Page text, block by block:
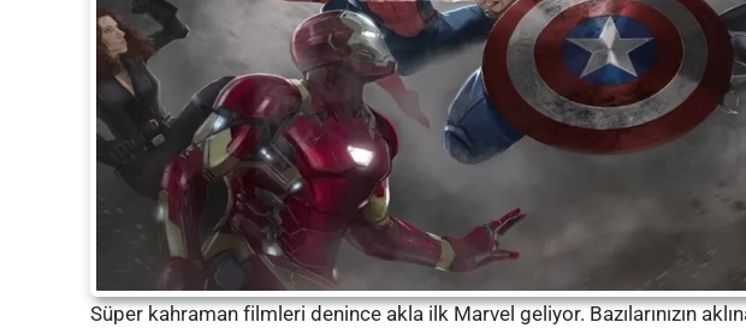
Süper kahraman filmleri denince akla ilk Marvel geliyor. Bazılarınızın